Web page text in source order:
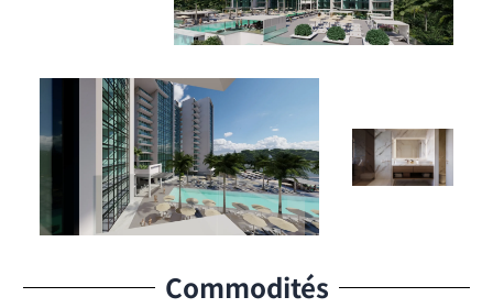
Commodités